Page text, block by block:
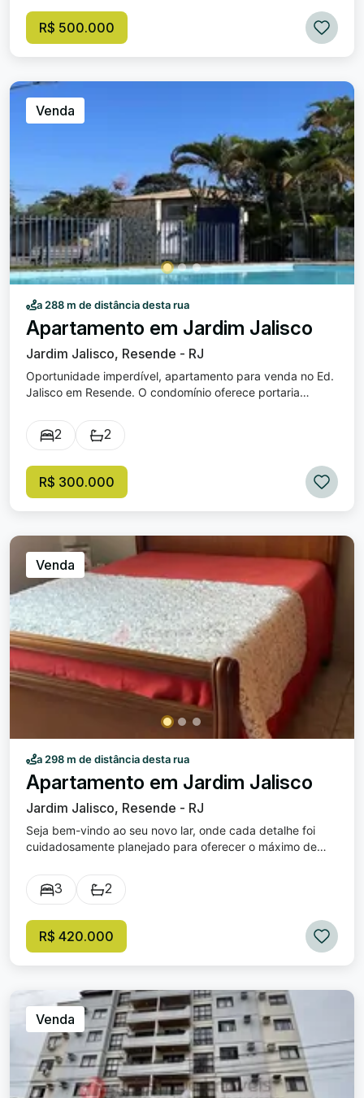
longo dia. Salas: Uma ampla sala de estar que convida
momentos de lazer e convívio com amigos e familiares.
apartamento oferece a conveniência de estar perto de
todas as comodidades e serviços que a região tem a
oferecer. Não perca a chance de tornar este lugar o seu
novo lar! Entre em contato para mais informações e venha
viver a experiência única que este imóvel proporciona.
R$ 500.000
Venda
a 288 m de distância desta rua
Apartamento em Jardim Jalisco
Jardim Jalisco, Resende - RJ
Oportunidade imperdível, apartamento para venda no Ed.
Jalisco em Resende. O condomínio oferece portaria
churrasqueira, salão de festas, câmeras, 3 elevadores e
mercado integrado no condomínio. O apartamento é
cozinha, 1 banheiro social. (Vista dos dois quartos direto
para o pico das agulhas negras e área de lazer) Em uma
Parque das águas, ao Sesi, Senac, supermercado Máximo
e diversos comércios em geral. Valor do condomínio
aproximadamente de (500 reais).
2 2
R$ 300.000
Venda
a 298 m de distância desta rua
Apartamento em Jardim Jalisco
Jardim Jalisco, Resende - RJ
Seja bem-vindo ao seu novo lar, onde cada detalhe foi
cuidadosamente planejado para oferecer o máximo de
este apartamento é a opção perfeita para quem busca
sofisticação e modernidade. Com uma disposição
experiência única de moradia, mesmo sem apresentar
quartos ou salas convencionais. Embora não disponha de
tradicional ao reinventar o uso das áreas disponíveis. Esta
é sua chance de adquirir um imóvel irreverente, que
quebra paradigmas e surpreende em cada metro
quadrado. Venha visitar e descubra novas possibilidades
de viver com estilo e elegância. Disponível para venda ,
este é um investimento em qualidade de vida no coração
da cidade.
3 2
R$ 420.000
Venda